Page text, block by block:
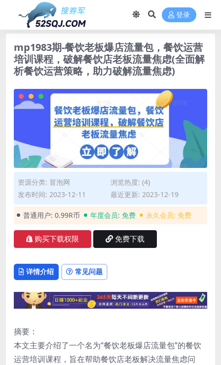
登录
mp1983期-餐饮老板爆店流量包，餐饮运营
培训课程，破解餐饮店老板流量焦虑(全面解
析餐饮运营策略，助力破解流量焦虑)
资源分类: 冒泡网
浏览热度: (4)
发布时间: 2023-12-11
最近更新: 2023-12-19
普通用户: 0.99R币 年度会员: 免费 永久会员: 免费
购买下载权限 免费下载
详情介绍 常见问题
摘要：
本文主要介绍了一个名为“餐饮老板爆店流量包”的餐饮
运营培训课程，旨在帮助餐饮店老板解决流量焦虑问